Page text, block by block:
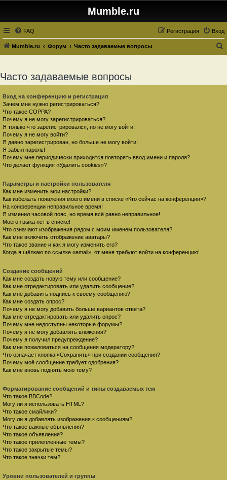
Mumble.ru
FAQ Вход
Регистрация
Mumble.ru Форум Часто задаваемые вопросы
Часто задаваемые вопросы
Вход на конференцию и регистрация
Зачем мне нужно регистрироваться?
Что такое COPPA?
Почему я не могу зарегистрироваться?
Я только что зарегистрировался, но не могу войти!
Почему я не могу войти?
Я давно зарегистрирован, но больше не могу войти!
Я забыл пароль!
Почему мне периодически приходится повторять ввод имени и пароля?
Что делает функция «Удалить cookies»?
Параметры и настройки пользователя
Как мне изменить мои настройки?
Как избежать появления моего имени в списке «Кто сейчас на конференции»?
На конференции неправильное время!
Я изменил часовой пояс, но время всё равно неправильное!
Моего языка нет в списке!
Что означают изображения рядом с моим именем пользователя?
Как мне включить отображение аватары?
Что такое звание и как я могу изменить его?
Когда я щёлкаю по ссылке «email», от меня требуют войти на конференцию!
Создание сообщений
Как мне создать новую тему или сообщение?
Как мне отредактировать или удалить сообщение?
Как мне добавить подпись к своему сообщению?
Как мне создать опрос?
Почему я не могу добавить больше вариантов ответа?
Как мне отредактировать или удалить опрос?
Почему мне недоступны некоторые форумы?
Почему я не могу добавлять вложения?
Почему я получил предупреждение?
Как мне пожаловаться на сообщения модератору?
Что означает кнопка «Сохранить» при создании сообщения?
Почему моё сообщение требует одобрения?
Как мне вновь поднять мою тему?
Форматирование сообщений и типы создаваемых тем
Что такое BBCode?
Могу ли я использовать HTML?
Что такое смайлики?
Могу ли я добавлять изображения к сообщениям?
Что такое важные объявления?
Что такое объявления?
Что такое прилепленные темы?
Что такое закрытые темы?
Что такое значки тем?
Уровни пользователей и группы